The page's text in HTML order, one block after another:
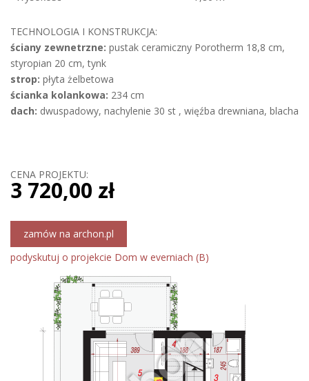
TECHNOLOGIA I KONSTRUKCJA:
ściany zewnetrzne: pustak ceramiczny Porotherm 18,8 cm,
styropian 20 cm, tynk
strop: płyta żelbetowa
ścianka kolankowa: 234 cm
dach: dwuspadowy, nachylenie 30 st , więźba drewniana, blacha
CENA PROJEKTU:
3 720,00 zł
zamów na archon.pl
podyskutuj o projekcie Dom w everniach (B)